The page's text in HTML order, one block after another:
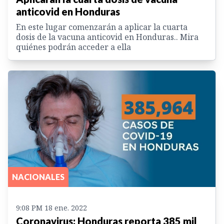
anticovid en Honduras
En este lugar comenzarán a aplicar la cuarta
dosis de la vacuna anticovid en Honduras.. Mira
quiénes podrán acceder a ella
NACIONALES
9:08 PM 18 ene. 2022
Coronavirus: Honduras reporta 385 mil